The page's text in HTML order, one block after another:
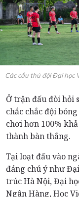
Các cầu thủ đội Đại học
Ở trận đấu đòi hỏi
chắc chắc đội
chơi hơn 100%
thành bàn thắng.
Tại loạt đấu vào
đáng chú ý như
trúc Hà Nội, Đại
Ngân Hàng, Học